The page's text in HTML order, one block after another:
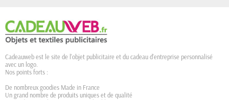
Cadeauweb est le site de l'objet publicitaire et du cadeau d'entreprise personnalisé
avec un logo.
Nos points forts :
De nombreux goodies Made in France
Un grand nombre de produits uniques et de qualité